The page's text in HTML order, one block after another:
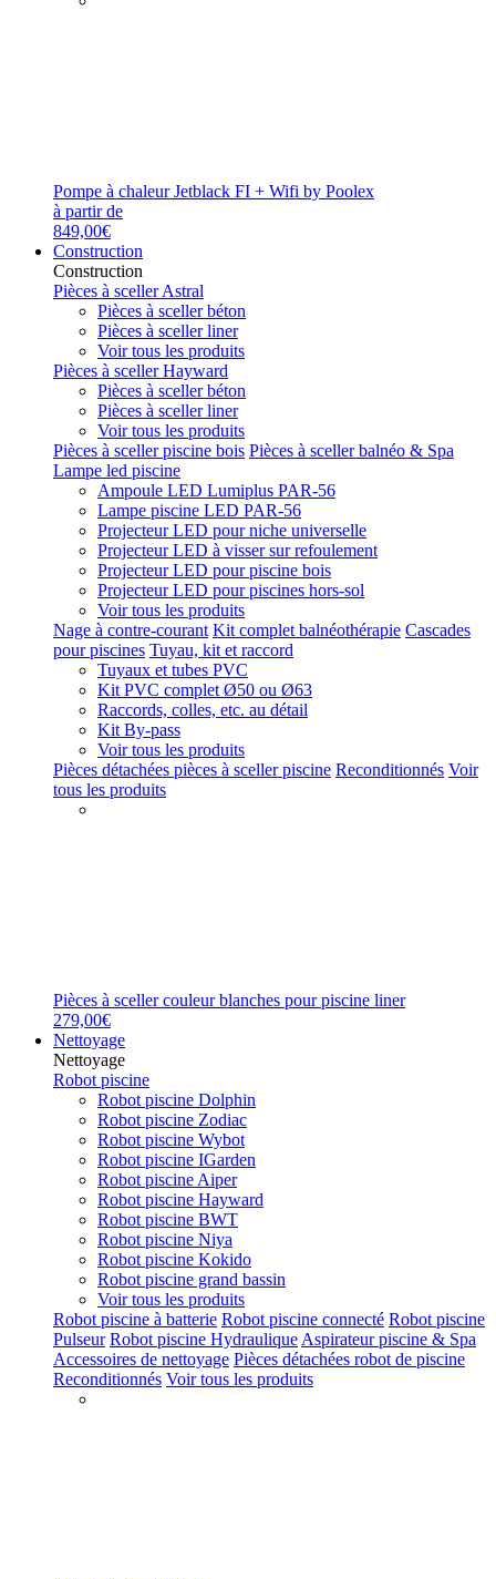
Pompe à chaleur Jetblack FI + Wifi by Poolex
à partir de
849,00€
Construction
Construction
Pièces à sceller Astral
Pièces à sceller béton
Pièces à sceller liner
Voir tous les produits
Pièces à sceller Hayward
Pièces à sceller béton
Pièces à sceller liner
Voir tous les produits
Pièces à sceller piscine bois Pièces à sceller balnéo & Spa
Lampe led piscine
Ampoule LED Lumiplus PAR-56
Lampe piscine LED PAR-56
Projecteur LED pour niche universelle
Projecteur LED à visser sur refoulement
Projecteur LED pour piscine bois
Projecteur LED pour piscines hors-sol
Voir tous les produits
Nage à contre-courant Kit complet balnéothérapie Cascades
pour piscines Tuyau, kit et raccord
Tuyaux et tubes PVC
Kit PVC complet Ø50 ou Ø63
Raccords, colles, etc. au détail
Kit By-pass
Voir tous les produits
Pièces détachées pièces à sceller piscine Reconditionnés Voir
tous les produits
Pièces à sceller couleur blanches pour piscine liner
279,00€
Nettoyage
Nettoyage
Robot piscine
Robot piscine Dolphin
Robot piscine Zodiac
Robot piscine Wybot
Robot piscine IGarden
Robot piscine Aiper
Robot piscine Hayward
Robot piscine BWT
Robot piscine Niya
Robot piscine Kokido
Robot piscine grand bassin
Voir tous les produits
Robot piscine à batterie Robot piscine connecté Robot piscine
Pulseur Robot piscine Hydraulique Aspirateur piscine & Spa
Accessoires de nettoyage Pièces détachées robot de piscine
Reconditionnés Voir tous les produits